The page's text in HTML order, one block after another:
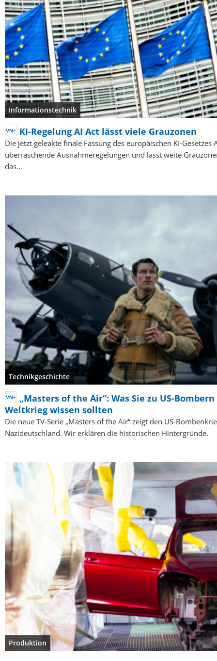
Informationstechnik
KI-Regelung AI Act lässt viele Grauzonen
Die jetzt geleakte finale Fassung des europäischen KI-Gesetzes
überraschende Ausnahmeregelungen und lässt weite
das…
Technikgeschichte
„Masters of the Air“: Was Sie zu US-
Weltkrieg wissen sollten
Die neue TV-Serie „Masters of the Air“ zeigt den US-
Nazideutschland. Wir erklären die historischen Hintergründe.
Produktion